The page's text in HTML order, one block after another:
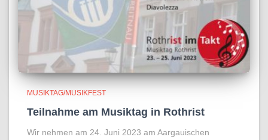
MUSIKTAG/MUSIKFEST
Teilnahme am Musiktag in Rothrist
Wir nehmen am 24. Juni 2023 am Aargauischen